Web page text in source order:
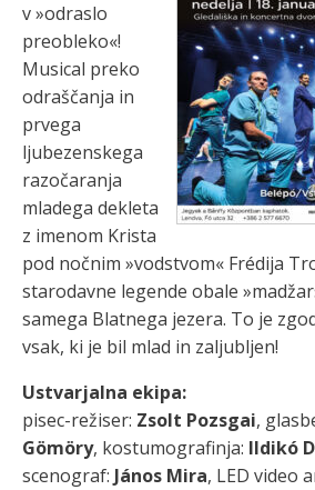
v »odraslo
preobleko«!
Musical preko
odraščanja in
prvega
ljubezenskega
razočaranja
mladega dekleta
z imenom Krista
pod nočnim »vodstvom« Frédija
starodavne legende obale
samega Blatnega jezera. To je
vsak, ki je bil mlad in zaljubljen!
Ustvarjalna ekipa:
pisec-režiser: Zsolt Pozsgai,
Gömöry, kostumografinja: Ildikó
scenograf: János Mira, LED video